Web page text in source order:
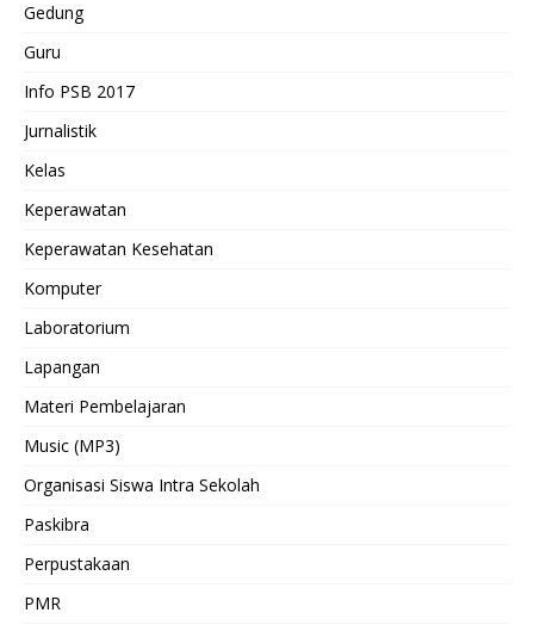
Gedung
Guru
Info PSB 2017
Jurnalistik
Kelas
Keperawatan
Keperawatan Kesehatan
Komputer
Laboratorium
Lapangan
Materi Pembelajaran
Music (MP3)
Organisasi Siswa Intra Sekolah
Paskibra
Perpustakaan
PMR